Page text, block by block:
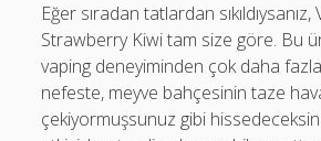
Eğer sıradan tatlardan
Strawberry Kiwi tam size göre. Bu
vaping deneyiminden çok daha
nefeste, meyve bahçesinin taze
çekiyormuşsunuz gibi